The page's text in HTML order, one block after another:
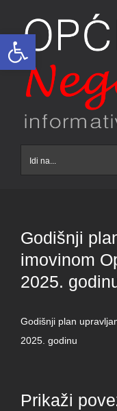
Open toolbar
content
Idi na...
Godišnji
imovinom
2025.
Godišnji plan
2025. godinu
Prikaži